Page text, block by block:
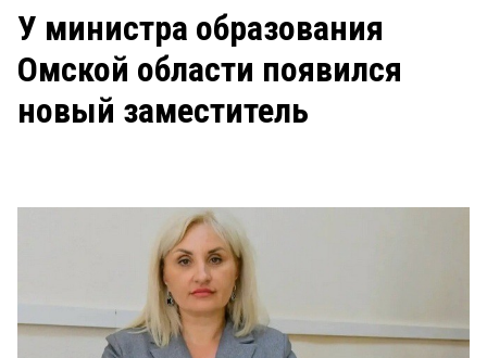
ЗАКОН Рейтинги
Блоги
Архив
У министра образования
Омской области появился
новый заместитель